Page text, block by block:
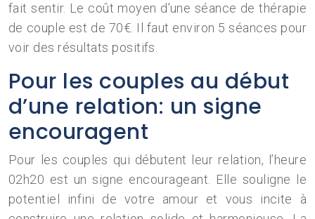
fait sentir. Le coût moyen d’une séance de thérapie
de couple est de 70€. Il faut environ 5 séances pour
voir des résultats positifs.
Pour les couples au début
d’une relation: un signe
encouragent
Pour les couples qui débutent leur relation, l’heure
02h20 est un signe encourageant. Elle souligne le
potentiel infini de votre amour et vous incite à